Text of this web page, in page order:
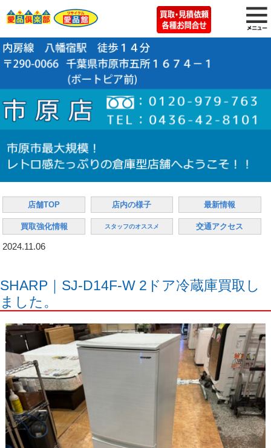
店舗TOP 店内の様子 最新情報
買取強化情報 スタッフのオススメ 交通アクセス
2024.11.06
SHARP｜SJ-D14F-W 2ドア冷蔵庫買取し
ました。